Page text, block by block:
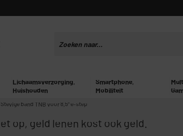
Lichaamsverzorging,
Huishouden
Smartphone,
Mobiliteit
Stevige band TNB voor 8,5" e-step
op, geld lenen kost ook geld.